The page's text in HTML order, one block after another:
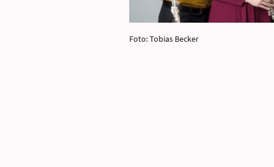
Foto: Tobias Becker